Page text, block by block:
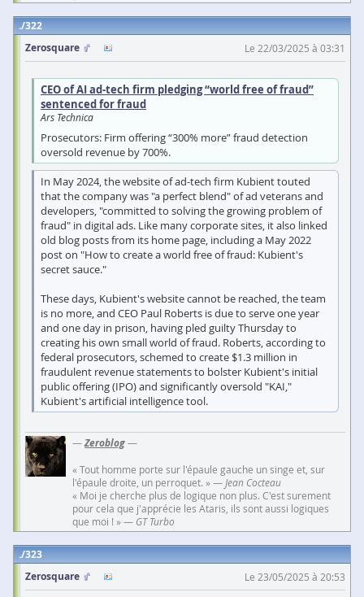
322
Zerosquare
Le 22/03/2025 à 03:31
CEO of AI ad-tech firm pledging “world free of fraud”
sentenced for fraud
Ars Technica
Prosecutors: Firm offering “300% more” fraud detection
oversold revenue by 700%.
In May 2024, the website of ad-tech firm Kubient touted
that the company was "a perfect blend" of ad veterans and
developers, "committed to solving the growing problem of
fraud" in digital ads. Like many corporate sites, it also linked
old blog posts from its home page, including a May 2022
post on "How to create a world free of fraud: Kubient's
secret sauce."
These days, Kubient's website cannot be reached, the team
is no more, and CEO Paul Roberts is due to serve one year
and one day in prison, having pled guilty Thursday to
creating his own small world of fraud. Roberts, according to
federal prosecutors, schemed to create $1.3 million in
fraudulent revenue statements to bolster Kubient's initial
public offering (IPO) and significantly oversold "KAI,"
Kubient's artificial intelligence tool.
—Zeroblog—
« Tout homme porte sur l'épaule gauche un singe et, sur
l'épaule droite, un perroquet. » — Jean Cocteau
« Moi je cherche plus de logique non plus. C'est surement
pour cela que j'apprécie les Ataris, ils sont aussi logiques
que moi ! » — GT Turbo
323
Zerosquare
Le 23/05/2025 à 20:53